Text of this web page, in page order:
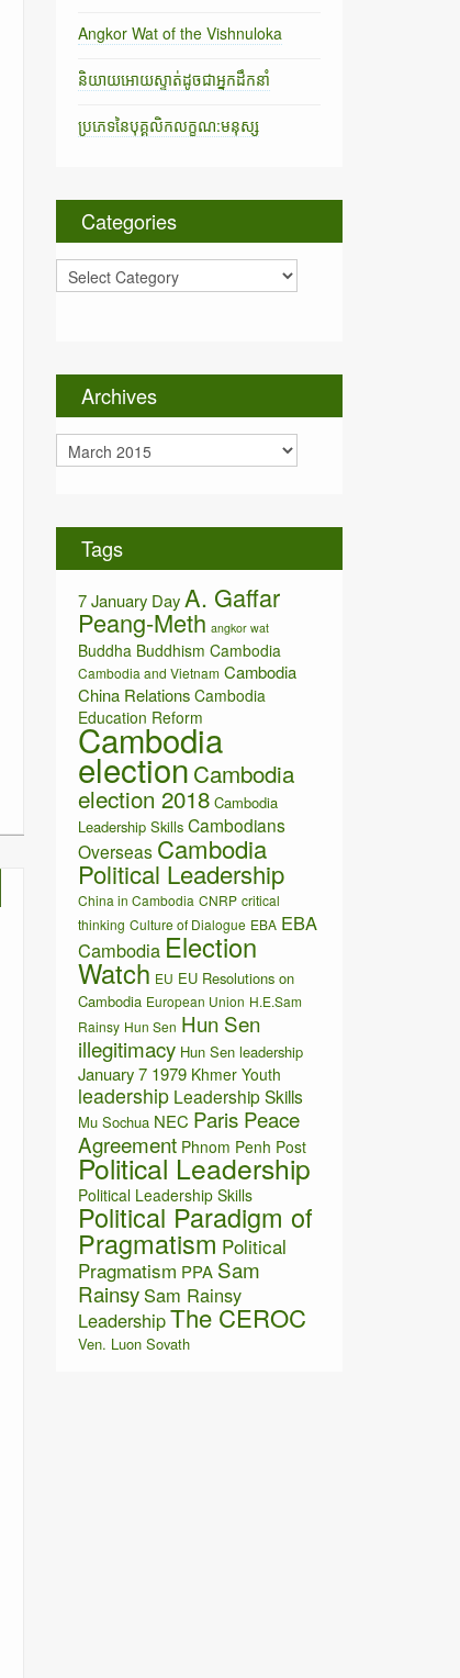
Angkor Wat of the Vishnuloka
និយាយអោយស្ទាត់ដូចជាអ្នកដឹកនាំ
ប្រភេទនៃបុគ្គលិកលក្ខណ:មនុស្ស
Categories
a
o
i
s
Archives
r
i
e
Tags
7 January Day A. Gaffar
Peang-Meth angkor wat
Buddha Buddhism Cambodia
Cambodia and Vietnam Cambodia
China Relations Cambodia
Education Reform
Cambodia
electionCambodia
election 2018 Cambodia
Leadership Skills Cambodians
Overseas Cambodia
Political Leadership
China in Cambodia CNRP critical
thinking Culture of Dialogue EBA EBA
Cambodia Election
Watch EU EU Resolutions on
Cambodia European Union H.E.Sam
Rainsy Hun Sen Hun Sen
illegitimacy Hun Sen leadership
January 7 1979 Khmer Youth
leadership Leadership Skills
Mu Sochua NEC Paris Peace
Agreement Phnom Penh Post
Political Leadership
Political Leadership Skills
Political Paradigm of
Pragmatism Political
Pragmatism PPA Sam
RainsySam Rainsy
LeadershipThe CEROC
Ven. Luon Sovath